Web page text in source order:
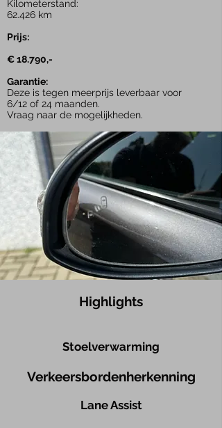
Kilometerstand:
62.426 km
Prijs:
€ 18.790,-
Garantie:
Deze is tegen meerprijs leverbaar voor
6/12 of 24 maanden.
Vraag naar de mogelijkheden.
Highlights
Stoelverwarming
Verkeersbordenherkenning​
Lane Assist